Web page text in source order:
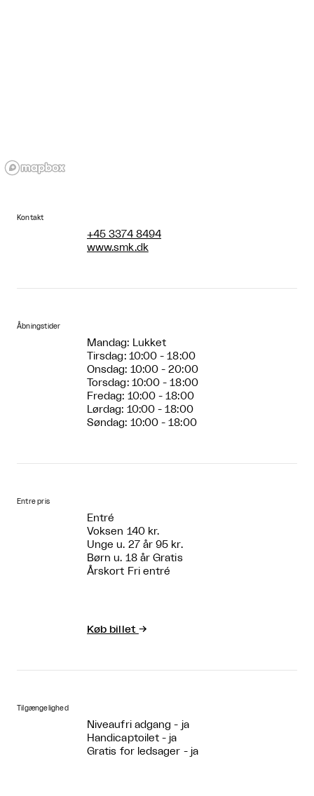
Kontakt
+45 3374 8494
www.smk.dk
Åbningstider
Mandag: Lukket
Tirsdag: 10:00 - 18:00
Onsdag: 10:00 - 20:00
Torsdag: 10:00 - 18:00
Fredag: 10:00 - 18:00
Lørdag: 10:00 - 18:00
Søndag: 10:00 - 18:00
Entre pris
Entré
Voksen 140 kr.
Unge u. 27 år 95 kr.
Børn u. 18 år Gratis
Årskort Fri entré
Køb billet →
Tilgængelighed
Niveaufri adgang - ja
Handicaptoilet - ja
Gratis for ledsager - ja